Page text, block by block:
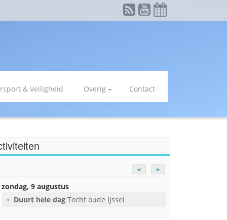
& Veiligheid Overig Contact
< >
zondag, 9 augustus
Duurt hele dag Tocht oude IJssel